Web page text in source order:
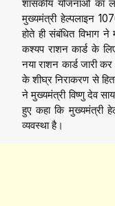
शासकीय योजनाओं का
मुख्यमंत्री हेल्पलाइन
होते ही संबंधित विभाग
कश्यप राशन कार्ड के
नया राशन कार्ड जारी
के शीघ्र निराकरण से
ने मुख्यमंत्री विष्णु देव
हुए कहा कि मुख्यमंत्री
व्यवस्था है।